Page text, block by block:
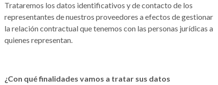
Trataremos los datos identificativos y de contacto de los
representantes de nuestros proveedores a efectos de gestionar
la relación contractual que tenemos con las personas jurídicas a
quienes representan.
¿Con qué finalidades vamos a tratar sus datos